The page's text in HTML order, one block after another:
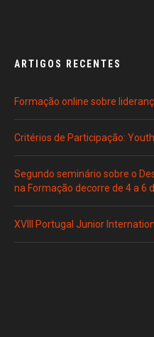
ARTIGOS RECENTES
Formação online sobre
Critérios de Participação:
Segundo seminário sobre o
na Formação decorre de 4 a 6
XVIII Portugal Junior